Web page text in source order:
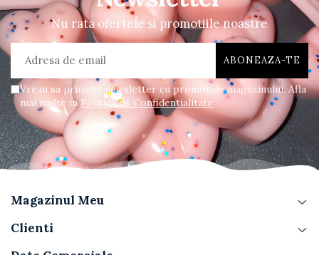
Nu rata ofertele si promotiile noastre
Vreau sa primesc newsletter cu promotiile magazinului. Afla
mai multe inPolitica de Confidentialitate
Magazinul Meu
Clienti